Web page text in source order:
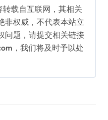
转载自互联网，其相关
非权威，不代表本站立
问题，请提交相关链接
，我们将及时予以处